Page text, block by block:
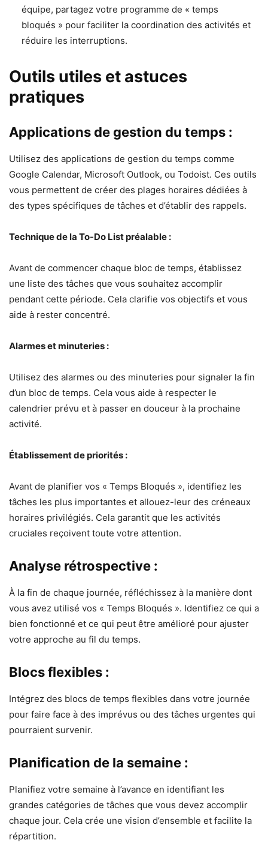
équipe, partagez votre programme de « temps
bloqués » pour faciliter la coordination des activités et
réduire les interruptions.
Outils utiles et astuces
pratiques
Applications de gestion du temps :
Utilisez des applications de gestion du temps comme
Google Calendar, Microsoft Outlook, ou Todoist. Ces outils
vous permettent de créer des plages horaires dédiées à
des types spécifiques de tâches et d’établir des rappels.
Technique de la To-Do List préalable :
Avant de commencer chaque bloc de temps, établissez
une liste des tâches que vous souhaitez accomplir
pendant cette période. Cela clarifie vos objectifs et vous
aide à rester concentré.
Alarmes et minuteries :
Utilisez des alarmes ou des minuteries pour signaler la fin
d’un bloc de temps. Cela vous aide à respecter le
calendrier prévu et à passer en douceur à la prochaine
activité.
Établissement de priorités :
Avant de planifier vos « Temps Bloqués », identifiez les
tâches les plus importantes et allouez-leur des créneaux
horaires privilégiés. Cela garantit que les activités
cruciales reçoivent toute votre attention.
Analyse rétrospective :
À la fin de chaque journée, réfléchissez à la manière dont
vous avez utilisé vos « Temps Bloqués ». Identifiez ce qui a
bien fonctionné et ce qui peut être amélioré pour ajuster
votre approche au fil du temps.
Blocs flexibles :
Intégrez des blocs de temps flexibles dans votre journée
pour faire face à des imprévus ou des tâches urgentes qui
pourraient survenir.
Planification de la semaine :
Planifiez votre semaine à l’avance en identifiant les
grandes catégories de tâches que vous devez accomplir
chaque jour. Cela crée une vision d’ensemble et facilite la
répartition.